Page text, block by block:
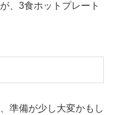
、3食ホットプレート
準備が少し大変かもし